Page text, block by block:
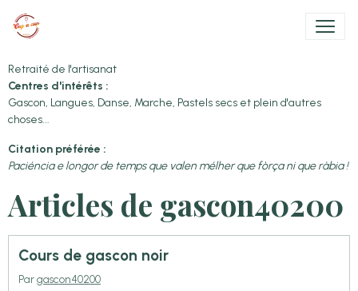
Retraité de l'artisanat
Centres d'intérêts :
Gascon, Langues, Danse, Marche, Pastels secs et plein d'autres
choses...
Citation préférée :
Paciéncia e longor de temps que valen mélher que fòrça ni que ràbia !
Articles de gascon40200
Cours de gascon noir
Pargascon40200